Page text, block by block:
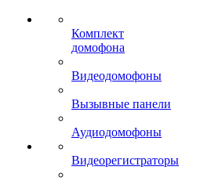
Комплект
домофона
Видеодомофоны
Вызывные панели
Аудиодомофоны
Видеорегистраторы